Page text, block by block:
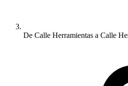
De Calle Herramientas a Calle